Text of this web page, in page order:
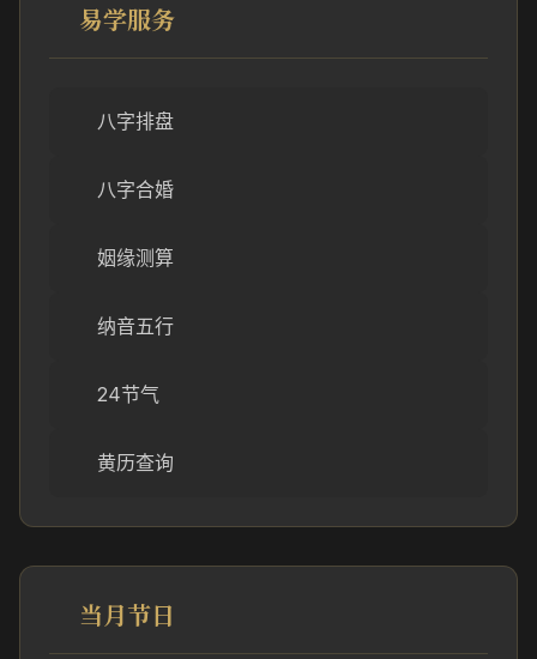
易学服务
八字排盘
八字合婚
姻缘测算
纳音五行
24节气
黄历查询
当月节日